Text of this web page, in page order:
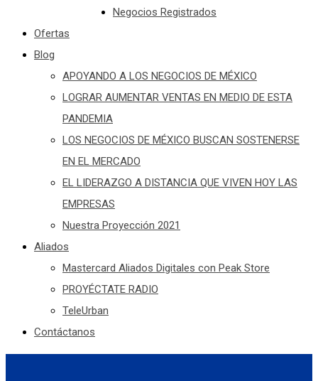
Negocios Registrados
Ofertas
Blog
APOYANDO A LOS NEGOCIOS DE MÉXICO
LOGRAR AUMENTAR VENTAS EN MEDIO DE ESTA
PANDEMIA
LOS NEGOCIOS DE MÉXICO BUSCAN SOSTENERSE
EN EL MERCADO
EL LIDERAZGO A DISTANCIA QUE VIVEN HOY LAS
EMPRESAS
Nuestra Proyección 2021
Aliados
Mastercard Aliados Digitales con Peak Store
PROYÉCTATE RADIO
TeleUrban
Contáctanos